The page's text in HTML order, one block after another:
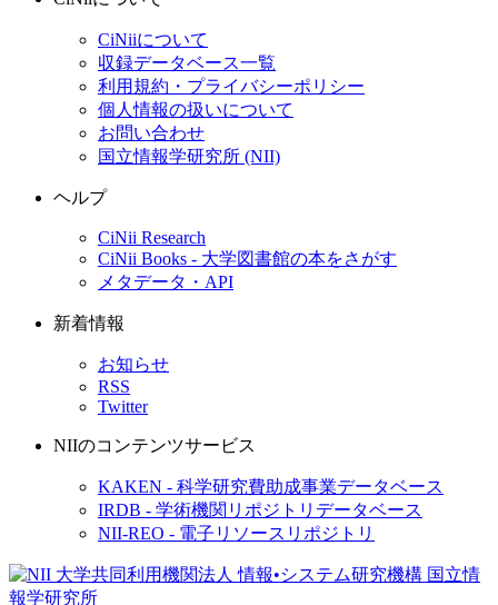
CiNiiについて
収録データベース一覧
利用規約・プライバシーポリシー
個人情報の扱いについて
お問い合わせ
国立情報学研究所 (NII)
ヘルプ
CiNii Research
CiNii Books - 大学図書館の本をさがす
メタデータ・API
新着情報
お知らせ
RSS
Twitter
NIIのコンテンツサービス
KAKEN - 科学研究費助成事業データベース
IRDB - 学術機関リポジトリデータベース
NII-REO - 電子リソースリポジトリ